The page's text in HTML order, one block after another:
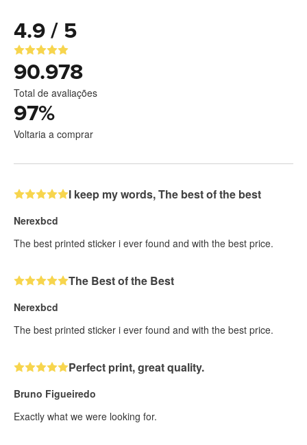
4.9 / 5
90.978
Total de avaliações
97%
Voltaria a comprar
I keep my words, The best of the best
Nerexbcd
The best printed sticker i ever found and with the best price.
The Best of the Best
Nerexbcd
The best printed sticker i ever found and with the best price.
Perfect print, great quality.
Bruno Figueiredo
Exactly what we were looking for.